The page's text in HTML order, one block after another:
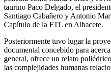
taurino Paco Delgado, el
Santiago Cabañero y Antonio
Capítulo de la FTL en Albacete.
Posteriormente tuvo lugar la
documental concebido para
general, ofrece un relato
las complejidades humanas